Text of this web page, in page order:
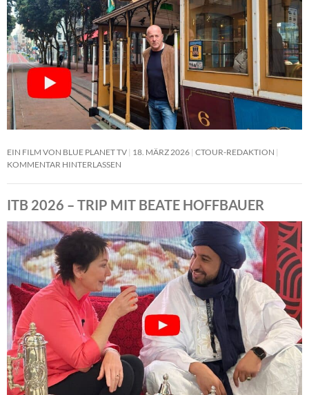
EIN FILM VON BLUE PLANET TV 18. MÄRZ 2026 CTOUR-REDAKTION
KOMMENTAR HINTERLASSEN
ITB 2026 – TRIP MIT BEATE HOFFBAUER